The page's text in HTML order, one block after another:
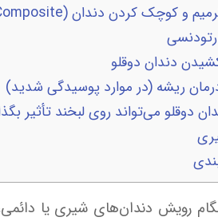
دوقلو می‌تواند روی لبخند تأثیر
رویش دندان‌های شیری یا